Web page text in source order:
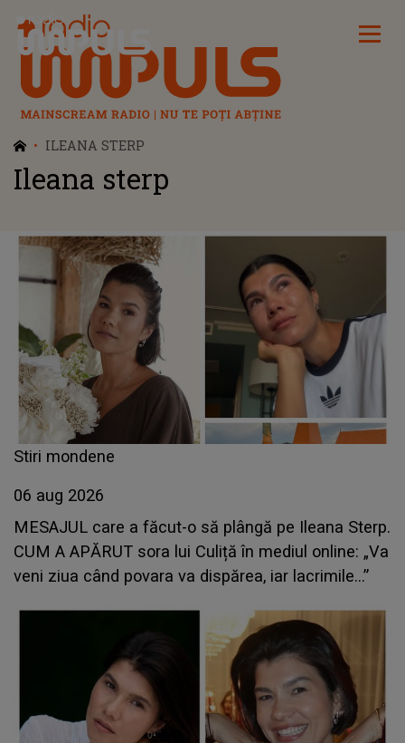
Radio Impuls
ILEANA STERP
Ileana sterp
Stiri mondene
06 aug 2026
MESAJUL care a făcut-o să plângă pe Ileana Sterp.
CUM A APĂRUT sora lui Culiță în mediul online: „Va
veni ziua când povara va dispărea, iar lacrimile...”